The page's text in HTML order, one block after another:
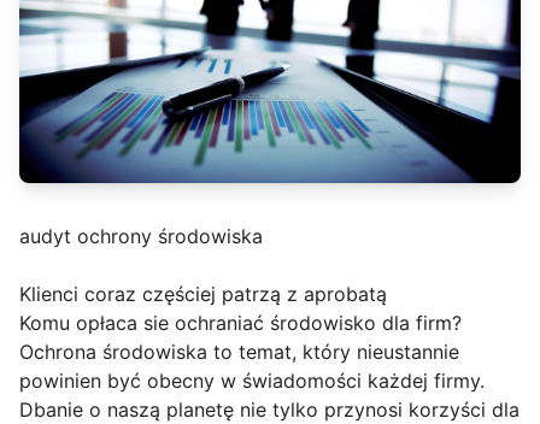
audyt ochrony środowiska
Klienci coraz częściej patrzą z aprobatą
Komu opłaca sie ochraniać środowisko dla firm?
Ochrona środowiska to temat, który nieustannie
powinien być obecny w świadomości każdej firmy.
Dbanie o naszą planetę nie tylko przynosi korzyści dla